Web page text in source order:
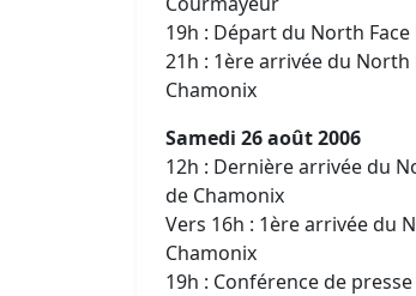
19h : Départ du North
21h : 1ère arrivée du
Chamonix
Samedi 26 août 2006
12h : Dernière arrivée du
de Chamonix
Vers 16h : 1ère arrivée du
Chamonix
19h : Conférence de presse